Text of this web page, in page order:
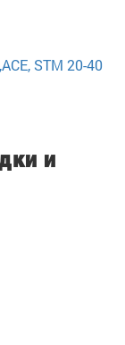
STM 20-40
и